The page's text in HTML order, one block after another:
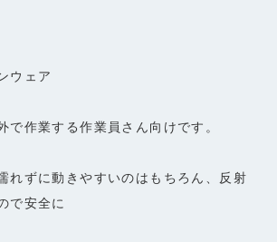
ウェア
作業する作業員さん向けです。
ずに動きやすいのはもちろん、反射
で安全に